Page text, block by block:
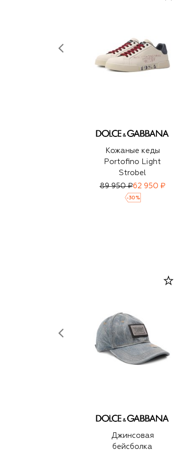
Кожаные кеды
Portofino Light
Strobel
89 950 ₽62 950 ₽
-30 %
Джинсовая
бейсболка